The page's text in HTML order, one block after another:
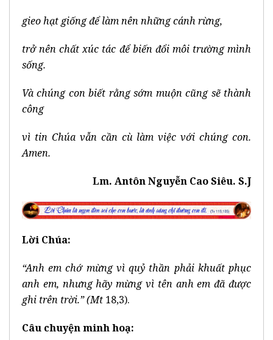
gieo hạt giống để làm nên những cánh rừng,
trở nên chất xúc tác để biến đổi môi trường mình
sống.
Và chúng con biết rằng sớm muộn cũng sẽ thành
công
vì tin Chúa vẫn cần cù làm việc với chúng con.
Amen.
Lm. Antôn Nguyễn Cao Siêu. S.J
Lời Chúa:
“Anh em chớ mừng vì quỷ thần phải khuất phục
anh em, nhưng hãy mừng vì tên anh em đã được
ghi trên trời.”(Mt 18,3).
Câu chuyện minh hoạ: